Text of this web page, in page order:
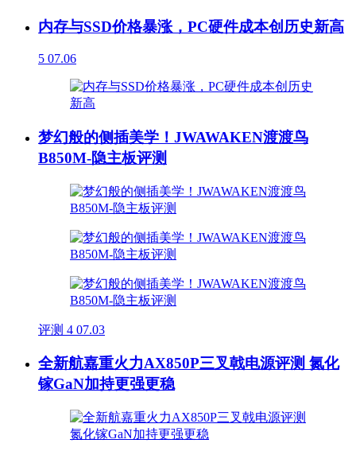
内存与SSD价格暴涨，PC硬件成本创历史新高
5 07.06
梦幻般的侧插美学！JWAWAKEN渡渡鸟
B850M-隐主板评测
评测 4 07.03
全新航嘉重火力AX850P三叉戟电源评测 氮化
镓GaN加持更强更稳